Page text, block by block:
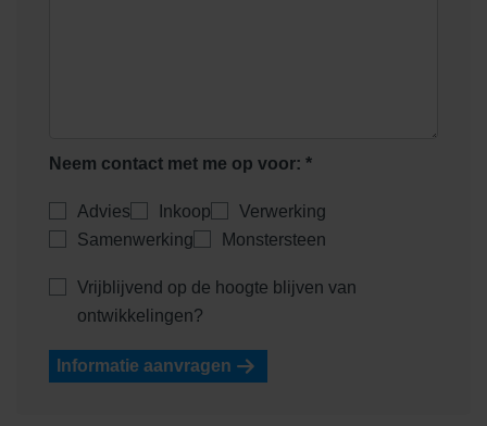
Neem contact met me op voor: *
Advies Inkoop
Verwerking
Samenwerking
Monstersteen
Vrijblijvend op de hoogte blijven van
ontwikkelingen?
Informatie aanvragen